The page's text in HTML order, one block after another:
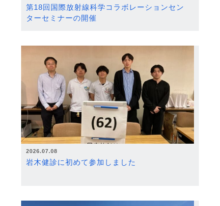
第18回国際放射線科学コラボレーションセン
ターセミナーの開催
2026.07.08
岩木健診に初めて参加しました